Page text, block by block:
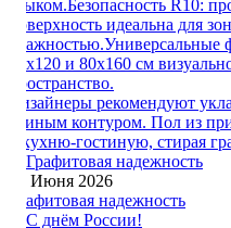
стыком.Безопасность R10:
поверхность идеальна для
60x120 и 80x160 см
пространство.
Дизайнеры рекомендуют
единым контуром. Пол из
в кухню-гостиную, стирая
25 Июня 2026
Графитовая надежность